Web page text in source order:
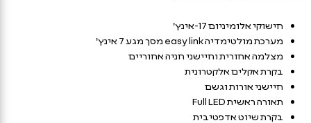
חישוקי אלומיניום 17-אינץ'
מערכת מולטימדיה easy link מסך מגע 7 אינץ'
מצלמה אחורית וחיישני חניה אחוריים
בקרת אקלים אלקטרונית
חיישני אורות וגשם
תאורה ראשית Full LED
בקרת שיוט אדפטיבית